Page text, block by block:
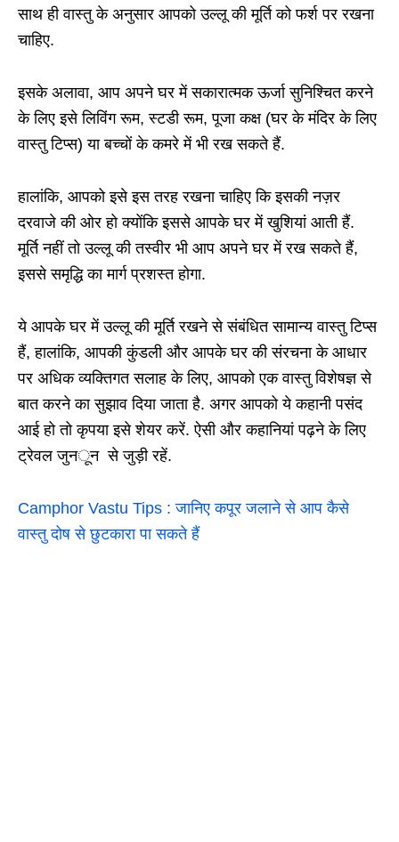
साथ ही वास्तु के अनुसार आपको उल्लू की मूर्ति को फर्श पर रखना
चाहिए.
इसके अलावा, आप अपने घर में सकारात्मक ऊर्जा सुनिश्चित करने
के लिए इसे लिविंग रूम, स्टडी रूम, पूजा कक्ष (घर के मंदिर के लिए
वास्तु टिप्स) या बच्चों के कमरे में भी रख सकते हैं.
हालांकि, आपको इसे इस तरह रखना चाहिए कि इसकी नज़र
दरवाजे की ओर हो क्योंकि इससे आपके घर में खुशियां आती हैं.
मूर्ति नहीं तो उल्लू की तस्वीर भी आप अपने घर में रख सकते हैं,
इससे समृद्धि का मार्ग प्रशस्त होगा.
ये आपके घर में उल्लू की मूर्ति रखने से संबंधित सामान्य वास्तु टिप्स
हैं, हालांकि, आपकी कुंडली और आपके घर की संरचना के आधार
पर अधिक व्यक्तिगत सलाह के लिए, आपको एक वास्तु विशेषज्ञ से
बात करने का सुझाव दिया जाता है. अगर आपको ये कहानी पसंद
आई हो तो कृपया इसे शेयर करें. ऐसी और कहानियां पढ़ने के लिए
ट्रेवल जुनून से जुड़ी रहें.
Camphor Vastu Tips : जानिए कपूर जलाने से आप कैसे
वास्तु दोष से छुटकारा पा सकते हैं